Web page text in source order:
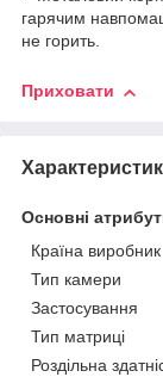
гарячим
не горить.
Приховати
Основні
Країна виробник
Тип камери
Застосування
Тип матриці
Роздільна